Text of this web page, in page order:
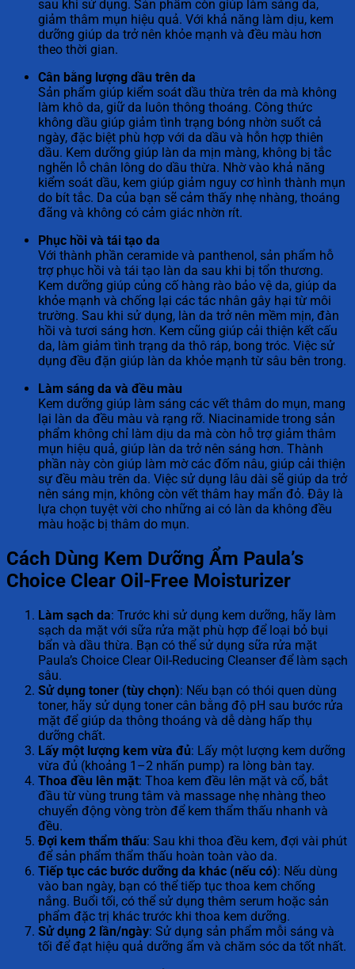
sau khi sử dụng. Sản phẩm còn giúp làm sáng da,
giảm thâm mụn hiệu quả. Với khả năng làm dịu, kem
dưỡng giúp da trở nên khỏe mạnh và đều màu hơn
theo thời gian.
Cân bằng lượng dầu trên da
Sản phẩm giúp kiểm soát dầu thừa trên da mà không
làm khô da, giữ da luôn thông thoáng. Công thức
không dầu giúp giảm tình trạng bóng nhờn suốt cả
ngày, đặc biệt phù hợp với da dầu và hỗn hợp thiên
dầu. Kem dưỡng giúp làn da mịn màng, không bị tắc
nghẽn lỗ chân lông do dầu thừa. Nhờ vào khả năng
kiểm soát dầu, kem giúp giảm nguy cơ hình thành mụn
do bít tắc. Da của bạn sẽ cảm thấy nhẹ nhàng, thoáng
đãng và không có cảm giác nhờn rít.
Phục hồi và tái tạo da
Với thành phần ceramide và panthenol, sản phẩm hỗ
trợ phục hồi và tái tạo làn da sau khi bị tổn thương.
Kem dưỡng giúp củng cố hàng rào bảo vệ da, giúp da
khỏe mạnh và chống lại các tác nhân gây hại từ môi
trường. Sau khi sử dụng, làn da trở nên mềm mịn, đàn
hồi và tươi sáng hơn. Kem cũng giúp cải thiện kết cấu
da, làm giảm tình trạng da thô ráp, bong tróc. Việc sử
dụng đều đặn giúp làn da khỏe mạnh từ sâu bên trong.
Làm sáng da và đều màu
Kem dưỡng giúp làm sáng các vết thâm do mụn, mang
lại làn da đều màu và rạng rỡ. Niacinamide trong sản
phẩm không chỉ làm dịu da mà còn hỗ trợ giảm thâm
mụn hiệu quả, giúp làn da trở nên sáng hơn. Thành
phần này còn giúp làm mờ các đốm nâu, giúp cải thiện
sự đều màu trên da. Việc sử dụng lâu dài sẽ giúp da trở
nên sáng mịn, không còn vết thâm hay mẩn đỏ. Đây là
lựa chọn tuyệt vời cho những ai có làn da không đều
màu hoặc bị thâm do mụn.
Cách Dùng Kem Dưỡng Ẩm Paula’s
Choice Clear Oil-Free Moisturizer
Làm sạch da: Trước khi sử dụng kem dưỡng, hãy làm
sạch da mặt với sữa rửa mặt phù hợp để loại bỏ bụi
bẩn và dầu thừa. Bạn có thể sử dụng sữa rửa mặt
Paula’s Choice Clear Oil-Reducing Cleanser để làm sạch
sâu.
Sử dụng toner (tùy chọn): Nếu bạn có thói quen dùng
toner, hãy sử dụng toner cân bằng độ pH sau bước rửa
mặt để giúp da thông thoáng và dễ dàng hấp thụ
dưỡng chất.
Lấy một lượng kem vừa đủ: Lấy một lượng kem dưỡng
vừa đủ (khoảng 1–2 nhấn pump) ra lòng bàn tay.
Thoa đều lên mặt: Thoa kem đều lên mặt và cổ, bắt
đầu từ vùng trung tâm và massage nhẹ nhàng theo
chuyển động vòng tròn để kem thẩm thấu nhanh và
đều.
Đợi kem thẩm thấu: Sau khi thoa đều kem, đợi vài phút
để sản phẩm thẩm thấu hoàn toàn vào da.
Tiếp tục các bước dưỡng da khác (nếu có): Nếu dùng
vào ban ngày, bạn có thể tiếp tục thoa kem chống
nắng. Buổi tối, có thể sử dụng thêm serum hoặc sản
phẩm đặc trị khác trước khi thoa kem dưỡng.
Sử dụng 2 lần/ngày: Sử dụng sản phẩm mỗi sáng và
tối để đạt hiệu quả dưỡng ẩm và chăm sóc da tốt nhất.